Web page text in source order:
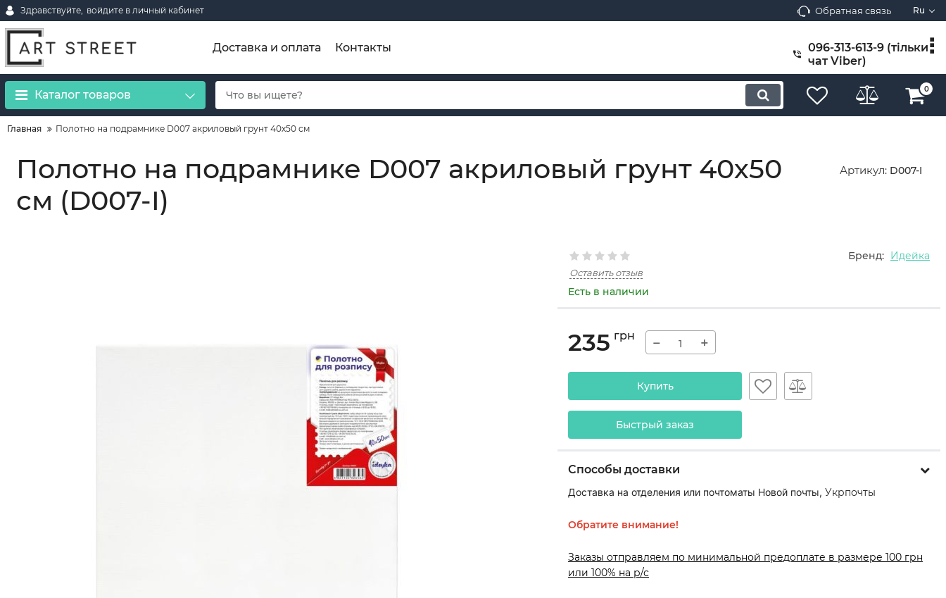
Здравствуйте, войдите в личный кабинет Обратная связь Ru
Доставка и оплата Контакты
096-313-613-9 (тільки
чат Viber)
Каталог товаров 0
Главная Полотно на подрамнике D007 акриловый грунт 40х50 см
Полотно на подрамнике D007 акриловый грунт 40х50
см (D007-I)
Артикул: D007-I
Бренд: Идейка
Оставить отзыв
Есть в наличии
235 грн − +
Купить
Быстрый заказ
Способы доставки
Доставка на отделения или почтоматы Новой почты, Укрпочты
Обратите внимание!
Заказы отправляем по минимальной предоплате в размере 100 грн
или 100% на р/с